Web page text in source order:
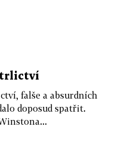
falše a absurdních
doposud spatřit.